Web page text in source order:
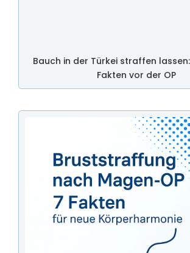
Bauch in der Türkei straffen
Fakten vor der OP